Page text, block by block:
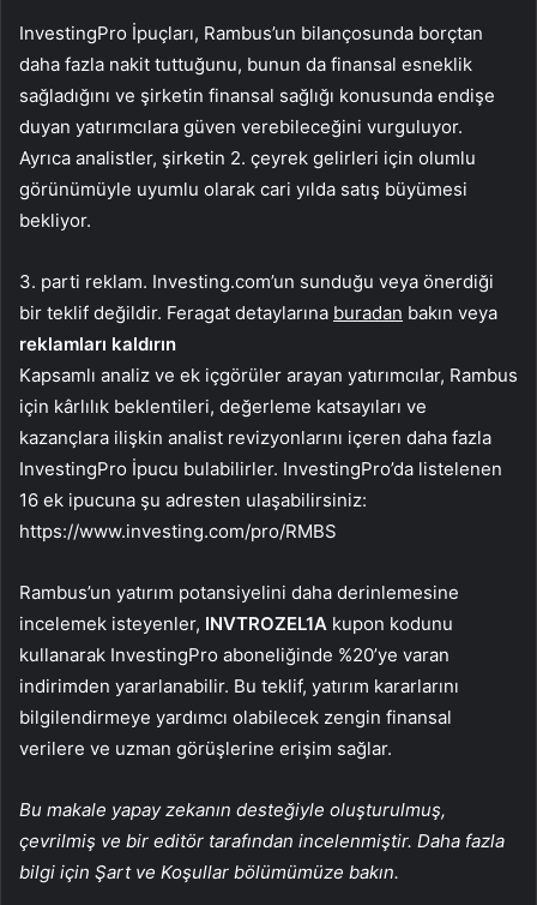
InvestingPro İpuçları, Rambus’un bilançosunda borçtan
daha fazla nakit tuttuğunu, bunun da finansal esneklik
sağladığını ve şirketin finansal sağlığı konusunda endişe
duyan yatırımcılara güven verebileceğini vurguluyor.
Ayrıca analistler, şirketin 2. çeyrek gelirleri için olumlu
görünümüyle uyumlu olarak cari yılda satış büyümesi
bekliyor.
3. parti reklam. Investing.com’un sunduğu veya önerdiği
bir teklif değildir. Feragat detaylarına buradan bakın veya
reklamları kaldırın
Kapsamlı analiz ve ek içgörüler arayan yatırımcılar, Rambus
için kârlılık beklentileri, değerleme katsayıları ve
kazançlara ilişkin analist revizyonlarını içeren daha fazla
InvestingPro İpucu bulabilirler. InvestingPro’da listelenen
16 ek ipucuna şu adresten ulaşabilirsiniz:
https://www.investing.com/pro/RMBS
Rambus’un yatırım potansiyelini daha derinlemesine
incelemek isteyenler, INVTROZEL1A kupon kodunu
kullanarak InvestingPro aboneliğinde %20’ye varan
indirimden yararlanabilir. Bu teklif, yatırım kararlarını
bilgilendirmeye yardımcı olabilecek zengin finansal
verilere ve uzman görüşlerine erişim sağlar.
Bu makale yapay zekanın desteğiyle oluşturulmuş,
çevrilmiş ve bir editör tarafından incelenmiştir. Daha fazla
bilgi için Şart ve Koşullar bölümümüze bakın.